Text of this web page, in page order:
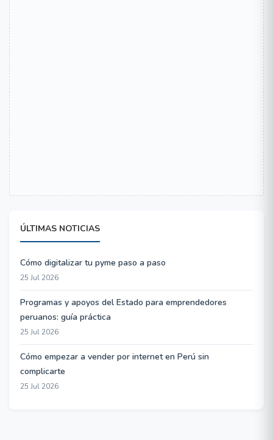
ÚLTIMAS NOTICIAS
Cómo digitalizar tu pyme paso a paso
25 Jul 2026
Programas y apoyos del Estado para emprendedores
peruanos: guía práctica
25 Jul 2026
Cómo empezar a vender por internet en Perú sin
complicarte
25 Jul 2026